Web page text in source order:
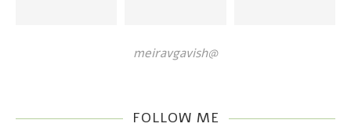
@meiravgavish
FOLLOW ME